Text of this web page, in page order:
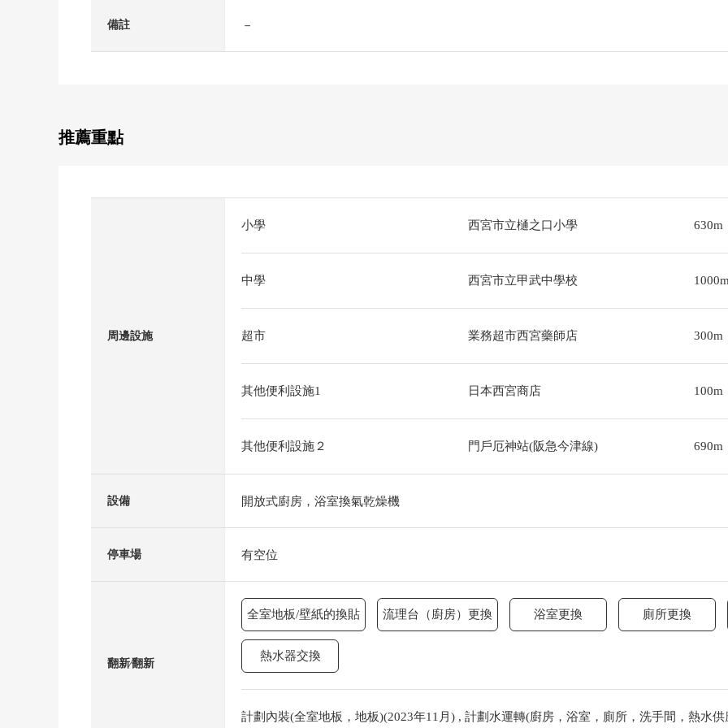
備註 －
推薦重點
周邊設施
小學 西宮市立樋之口小學 630m
中學 西宮市立甲武中學校
超市 業務超市西宮藥師店 300m
其他便利設施1 日本西宮商店 100m
其他便利設施２ 門戶厄神站(阪急今津線) 690m
設備 開放式廚房，浴室換氣乾燥機
停車場 有空位
翻新⁄翻新
全室地板/壁紙的換貼 流理台（廚房）更換 浴室更換 廁所更換
熱水器交換
計劃內裝(全室地板，地板)(2023年11月) , 計劃水運轉(廚房，浴室，廁所，洗手間，熱水